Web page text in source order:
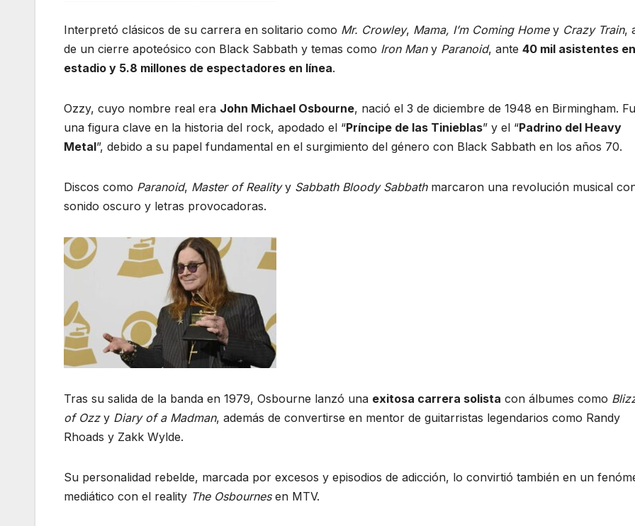
Interpretó clásicos de su carrera en solitario como Mr. Crowley, Mama, I’m Coming Homey Crazy Train,
de un cierre apoteósico con Black Sabbath y temas como Iron Many Paranoid, ante 40 mil asistentes
estadio y 5.8 millones de espectadores en línea.
Ozzy, cuyo nombre real era John Michael Osbourne, nació el 3 de diciembre de 1948 en Birmingham.
una figura clave en la historia del rock, apodado el “Príncipe de las Tinieblas” y el “Padrino del Heavy
Metal”, debido a su papel fundamental en el surgimiento del género con Black Sabbath en los años 70.
Discos como Paranoid, Master of Realityy Sabbath Bloody Sabbathmarcaron una revolución musical
sonido oscuro y letras provocadoras.
Tras su salida de la banda en 1979, Osbourne lanzó una exitosa carrera solista con álbumes como
of Ozzy Diary of a Madman, además de convertirse en mentor de guitarristas legendarios como Randy
Rhoads y Zakk Wylde.
Su personalidad rebelde, marcada por excesos y episodios de adicción, lo convirtió también en un
mediático con el reality The Osbournesen MTV.